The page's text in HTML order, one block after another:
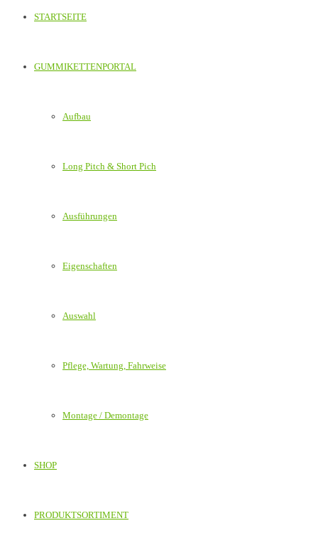
STARTSEITE
GUMMIKETTENPORTAL
Aufbau
Long Pitch & Short Pich
Ausführungen
Eigenschaften
Auswahl
Pflege, Wartung, Fahrweise
Montage / Demontage
SHOP
PRODUKTSORTIMENT